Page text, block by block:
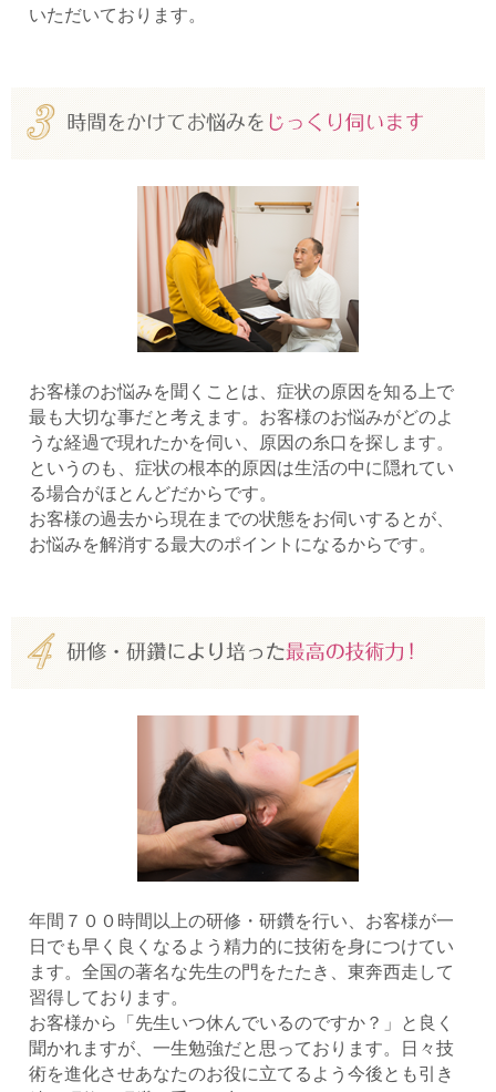
いただいております。
お客様のお悩みを聞くことは、症状の原因を知る上で
最も大切な事だと考えます。お客様のお悩みがどのよ
うな経過で現れたかを伺い、原因の糸口を探します。
というのも、症状の根本的原因は生活の中に隠れてい
る場合がほとんどだからです。
お客様の過去から現在までの状態をお伺いするとが、
お悩みを解消する最大のポイントになるからです。
年間７００時間以上の研修・研鑽を行い、お客様が一
日でも早く良くなるよう精力的に技術を身につけてい
ます。全国の著名な先生の門をたたき、東奔西走して
習得しております。
お客様から「先生いつ休んでいるのですか？」と良く
聞かれますが、一生勉強だと思っております。日々技
術を進化させあなたのお役に立てるよう今後とも引き